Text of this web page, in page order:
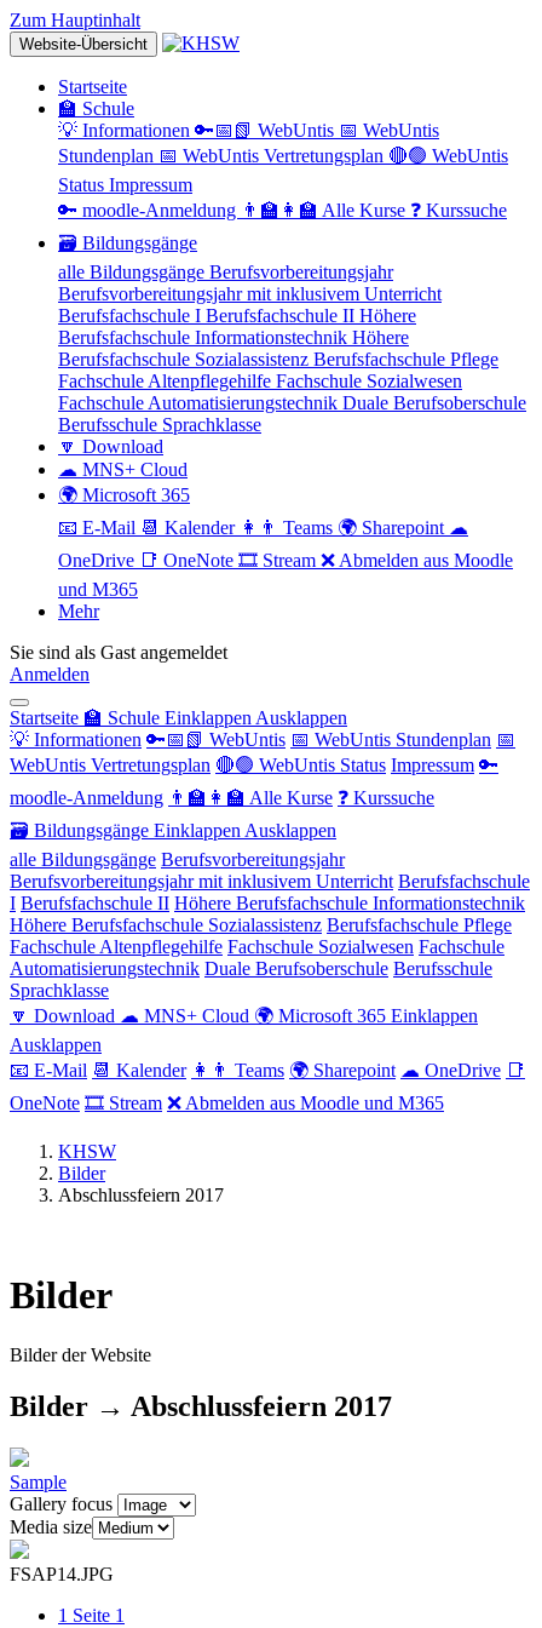
Zum Hauptinhalt
Website-Übersicht
Startseite
🏫 Schule
💡 Informationen 🔑📅📗 WebUntis 📅 WebUntis
Stundenplan 📅 WebUntis Vertretungsplan 🔴🟢 WebUntis
Status Impressum
🔑 moodle-Anmeldung 👨‍🏫👩‍🏫 Alle Kurse ❓ Kurssuche
🗃 Bildungsgänge
alle Bildungsgänge Berufsvorbereitungsjahr
Berufsvorbereitungsjahr mit inklusivem Unterricht
Berufsfachschule I Berufsfachschule II Höhere
Berufsfachschule Informationstechnik Höhere
Berufsfachschule Sozialassistenz Berufsfachschule Pflege
Fachschule Altenpflegehilfe Fachschule Sozialwesen
Fachschule Automatisierungstechnik Duale Berufsoberschule
Berufsschule Sprachklasse
🔽 Download
☁ MNS+ Cloud
🌍 Microsoft 365
📧 E-Mail 📆 Kalender 👩👨 Teams 🌍 Sharepoint ☁
OneDrive 📑 OneNote 🎞 Stream ❌ Abmelden aus Moodle
und M365
Mehr
Sie sind als Gast angemeldet
Anmelden
Startseite 🏫 Schule Einklappen Ausklappen
💡 Informationen 🔑📅📗 WebUntis 📅 WebUntis Stundenplan 📅
WebUntis Vertretungsplan 🔴🟢 WebUntis Status Impressum 🔑
moodle-Anmeldung 👨‍🏫👩‍🏫 Alle Kurse ❓ Kurssuche
🗃 Bildungsgänge Einklappen Ausklappen
alle Bildungsgänge Berufsvorbereitungsjahr
Berufsvorbereitungsjahr mit inklusivem Unterricht Berufsfachschule
I Berufsfachschule II Höhere Berufsfachschule Informationstechnik
Höhere Berufsfachschule Sozialassistenz Berufsfachschule Pflege
Fachschule Altenpflegehilfe Fachschule Sozialwesen Fachschule
Automatisierungstechnik Duale Berufsoberschule Berufsschule
Sprachklasse
🔽 Download ☁ MNS+ Cloud 🌍 Microsoft 365 Einklappen
Ausklappen
📧 E-Mail 📆 Kalender 👩👨 Teams 🌍 Sharepoint ☁ OneDrive 📑
OneNote 🎞 Stream ❌ Abmelden aus Moodle und M365
KHSW
Bilder
Abschlussfeiern 2017
Bilder
Bilder der Website
Bilder → Abschlussfeiern 2017
Sample
Gallery focus
Media size
FSAP14.JPG
1 Seite 1